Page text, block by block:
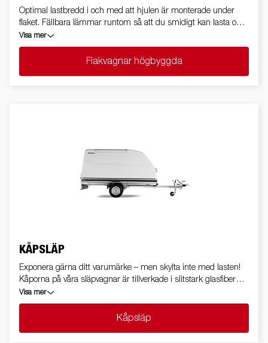
Optimal lastbredd i och med att hjulen är monterade under
flaket. Fällbara lämmar runtom så att du smidigt kan lasta och
lossa med truck. Dessutom extraknäcker det högbyggda flaket
som rörlig arbetsplattform.
Visa mer
Flakvagnar högbyggda
KÅPSLÄP
Exponera gärna ditt varumärke – men skylta inte med lasten!
Kåporna på våra släpvagnar är tillverkade i slitstark glasfiber
eller stark aluminium som ger ett naturligt skydd mot väder
och vind, men också mot vägdamm och vägpirater.
Visa mer
Kåpsläp